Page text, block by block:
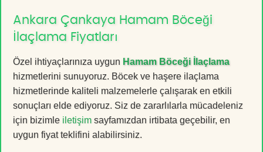
Ankara Çankaya Hamam Böceği
İlaçlama Fiyatları
Özel ihtiyaçlarınıza uygun Hamam Böceği İlaçlama
hizmetlerini sunuyoruz. Böcek ve haşere ilaçlama
hizmetlerinde kaliteli malzemelerle çalışarak en etkili
sonuçları elde ediyoruz. Siz de zararlılarla mücadeleniz
için bizimle iletişim sayfamızdan irtibata geçebilir, en
uygun fiyat teklifini alabilirsiniz.